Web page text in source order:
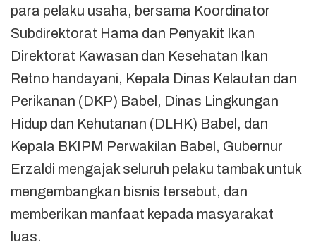
para pelaku usaha, bersama Koordinator
Subdirektorat Hama dan Penyakit Ikan
Direktorat Kawasan dan Kesehatan Ikan
Retno handayani, Kepala Dinas Kelautan dan
Perikanan (DKP) Babel, Dinas Lingkungan
Hidup dan Kehutanan (DLHK) Babel, dan
Kepala BKIPM Perwakilan Babel, Gubernur
Erzaldi mengajak seluruh pelaku tambak untuk
mengembangkan bisnis tersebut, dan
memberikan manfaat kepada masyarakat
luas.